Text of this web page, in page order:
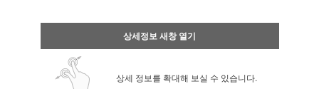
상세정보 새창 열기
상세 정보를 확대해 보실 수 있습니다.